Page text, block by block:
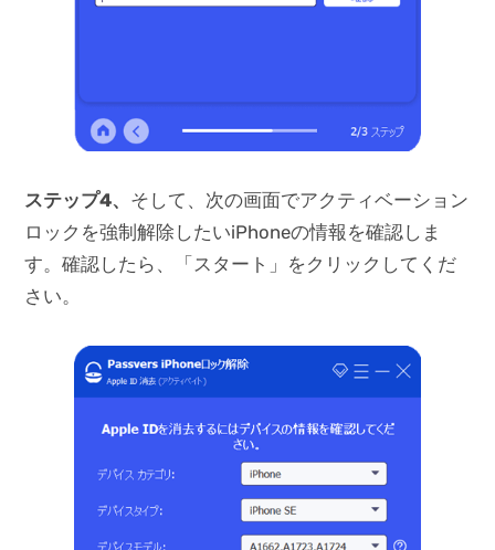
ステップ4、 そして、次の画面でアクティベーション
ロックを強制解除したいiPhoneの情報を確認しま
す。確認したら、「スタート」をクリックしてくだ
さい。